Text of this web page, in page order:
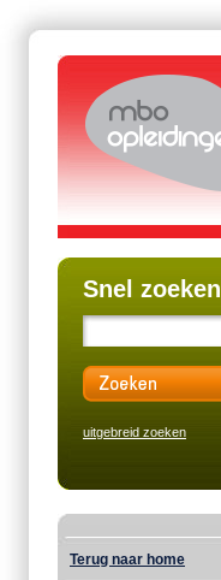
Snel zoeken
uitgebreid zoeken
Terug naar home